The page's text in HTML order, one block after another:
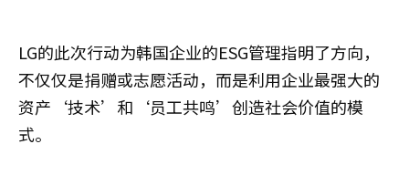
LG的此次行动为韩国企业的ESG管理指明了方向，
不仅仅是捐赠或志愿活动，而是利用企业最强大的
资产‘技术’和‘员工共鸣’创造社会价值的模
式。